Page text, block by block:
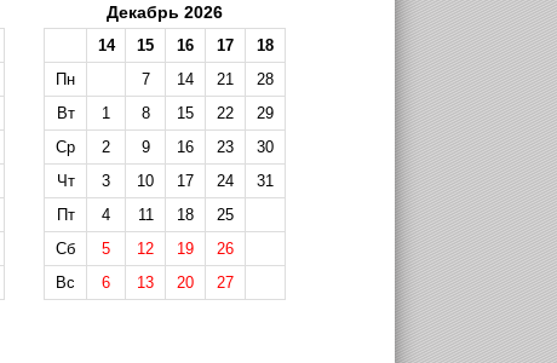
Декабрь 2026
14 15 16 17
18
Пн
7 14 21
28
Вт
1 8 15 22
29
Ср
2 9 16 23
30
Чт
3 10 17 24
31
Пт
4 11 18
25
Сб
5 12 19
26
Вс
6 13 20 27